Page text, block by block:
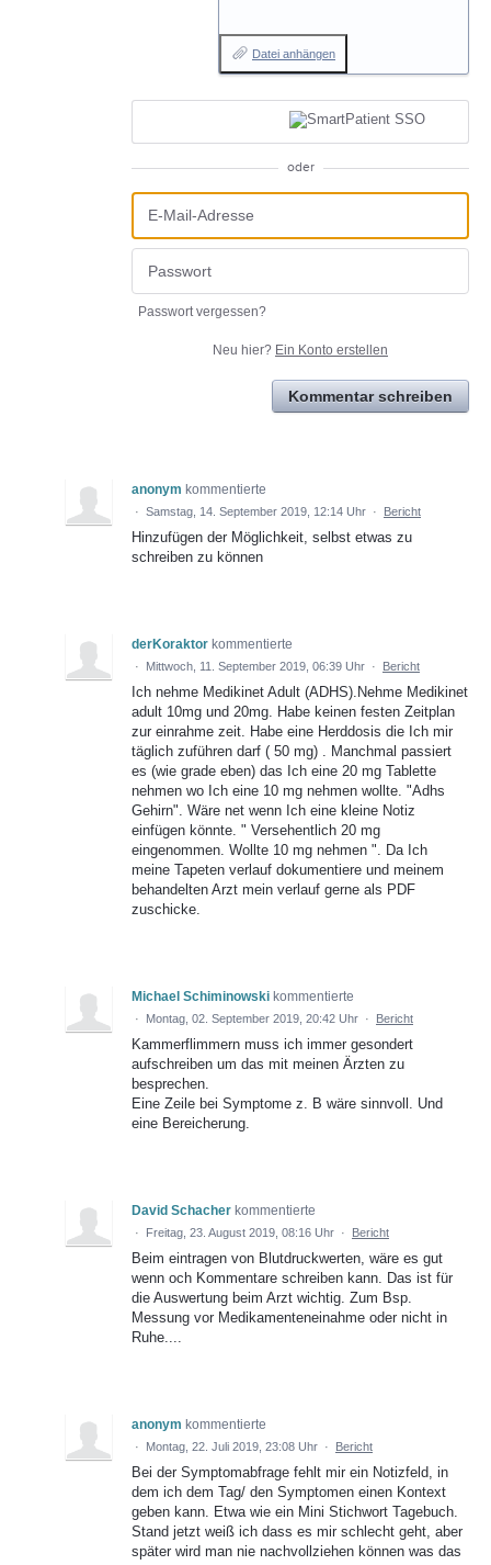
Datei anhängen
oder
Passwort vergessen?
Neu hier? Ein Konto erstellen
Kommentar schreiben
anonym kommentierte
· Samstag, 14. September 2019, 12:14 Uhr · Bericht
Hinzufügen der Möglichkeit, selbst etwas zu
schreiben zu können
derKoraktor kommentierte
· Mittwoch, 11. September 2019, 06:39 Uhr · Bericht
Ich nehme Medikinet Adult (ADHS).Nehme Medikinet
adult 10mg und 20mg. Habe keinen festen Zeitplan
zur einrahme zeit. Habe eine Herddosis die Ich mir
täglich zuführen darf ( 50 mg) . Manchmal passiert
es (wie grade eben) das Ich eine 20 mg Tablette
nehmen wo Ich eine 10 mg nehmen wollte. "Adhs
Gehirn". Wäre net wenn Ich eine kleine Notiz
einfügen könnte. " Versehentlich 20 mg
eingenommen. Wollte 10 mg nehmen ". Da Ich
meine Tapeten verlauf dokumentiere und meinem
behandelten Arzt mein verlauf gerne als PDF
zuschicke.
Michael Schiminowski kommentierte
· Montag, 02. September 2019, 20:42 Uhr · Bericht
Kammerflimmern muss ich immer gesondert
aufschreiben um das mit meinen Ärzten zu
besprechen.
Eine Zeile bei Symptome z. B wäre sinnvoll. Und
eine Bereicherung.
David Schacher kommentierte
· Freitag, 23. August 2019, 08:16 Uhr · Bericht
Beim eintragen von Blutdruckwerten, wäre es gut
wenn och Kommentare schreiben kann. Das ist für
die Auswertung beim Arzt wichtig. Zum Bsp.
Messung vor Medikamenteneinahme oder nicht in
Ruhe....
anonym kommentierte
· Montag, 22. Juli 2019, 23:08 Uhr · Bericht
Bei der Symptomabfrage fehlt mir ein Notizfeld, in
dem ich dem Tag/ den Symptomen einen Kontext
geben kann. Etwa wie ein Mini Stichwort Tagebuch.
Stand jetzt weiß ich dass es mir schlecht geht, aber
später wird man nie nachvollziehen können was das